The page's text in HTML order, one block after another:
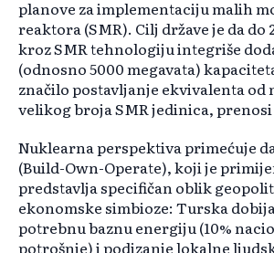
planove za implementaciju malih
reaktora (SMR). Cilj države je da do
kroz SMR tehnologiju integriše
(odnosno 5000 megavata)
značilo postavljanje ekvivalenta od
velikog broja SMR jedinica,
Nuklearna perspektiva primećuje
(Build-Own-Operate), koji je
predstavlja specifičan oblik
ekonomske simbioze: Turska
potrebnu baznu energiju (10%
potrošnje) i podizanje lokalne